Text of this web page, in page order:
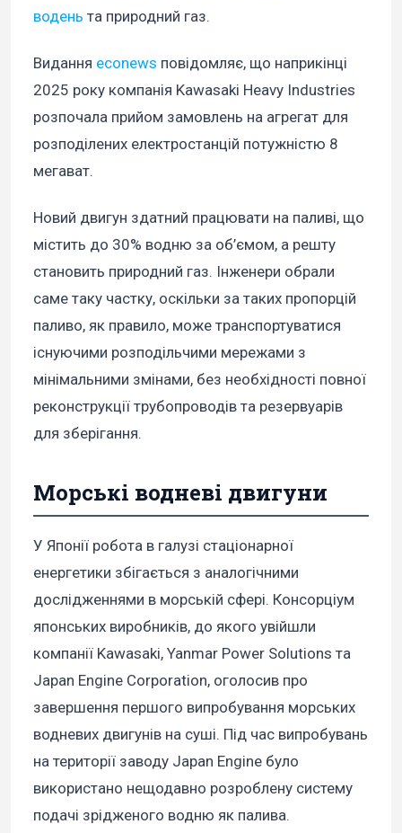
водень та природний газ.
Видання econews повідомляє, що наприкінці
2025 року компанія Kawasaki Heavy Industries
розпочала прийом замовлень на агрегат для
розподілених електростанцій потужністю 8
мегават.
Новий двигун здатний працювати на паливі, що
містить до 30% водню за об’ємом, а решту
становить природний газ. Інженери обрали
саме таку частку, оскільки за таких пропорцій
паливо, як правило, може транспортуватися
існуючими розподільчими мережами з
мінімальними змінами, без необхідності повної
реконструкції трубопроводів та резервуарів
для зберігання.
Морські водневі двигуни
У Японії робота в галузі стаціонарної
енергетики збігається з аналогічними
дослідженнями в морській сфері. Консорціум
японських виробників, до якого увійшли
компанії Kawasaki, Yanmar Power Solutions та
Japan Engine Corporation, оголосив про
завершення першого випробування морських
водневих двигунів на суші. Під час випробувань
на території заводу Japan Engine було
використано нещодавно розроблену систему
подачі зрідженого водню як палива.